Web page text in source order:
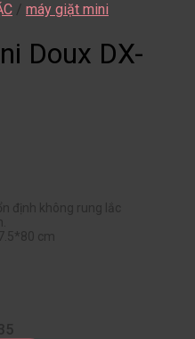
/ máy giặt mini
Doux DX-
định không rung lắc
cm